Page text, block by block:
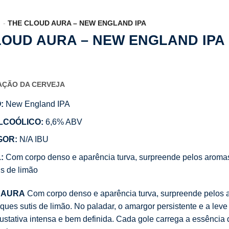
THE CLOUD AURA – NEW ENGLAND IPA
AURA – NEW ENGLAND IPA
DA CERVEJA
New England IPA
6,6% ABV
N/A IBU
Com corpo denso e aparência turva, surpreende pelos
de limão
Com corpo denso e aparência turva, surpreende
sutis de limão. No paladar, o amargor persistente e a
intensa e bem definida. Cada gole carrega a